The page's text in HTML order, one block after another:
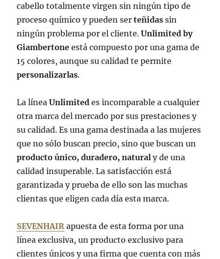
cabello totalmente virgen sin ningún tipo de
proceso químico y pueden serteñidas sin
ningún problema por el cliente. Unlimited by
Giambertone está compuesto por una gama de
15 colores, aunque su calidad te permite
personalizarlas.
La líneaUnlimited es incomparable a cualquier
otra marca del mercado por sus prestaciones y
su calidad. Es una gama destinada a las mujeres
que no sólo buscan precio, sino que buscan un
producto único, duradero, natural y de una
calidad insuperable. La satisfacción está
garantizada y prueba de ello son las muchas
clientas que eligen cada día esta marca.
SEVENHAIR apuesta de esta forma por una
línea exclusiva, un producto exclusivo para
clientes únicos y una firma que cuenta con más